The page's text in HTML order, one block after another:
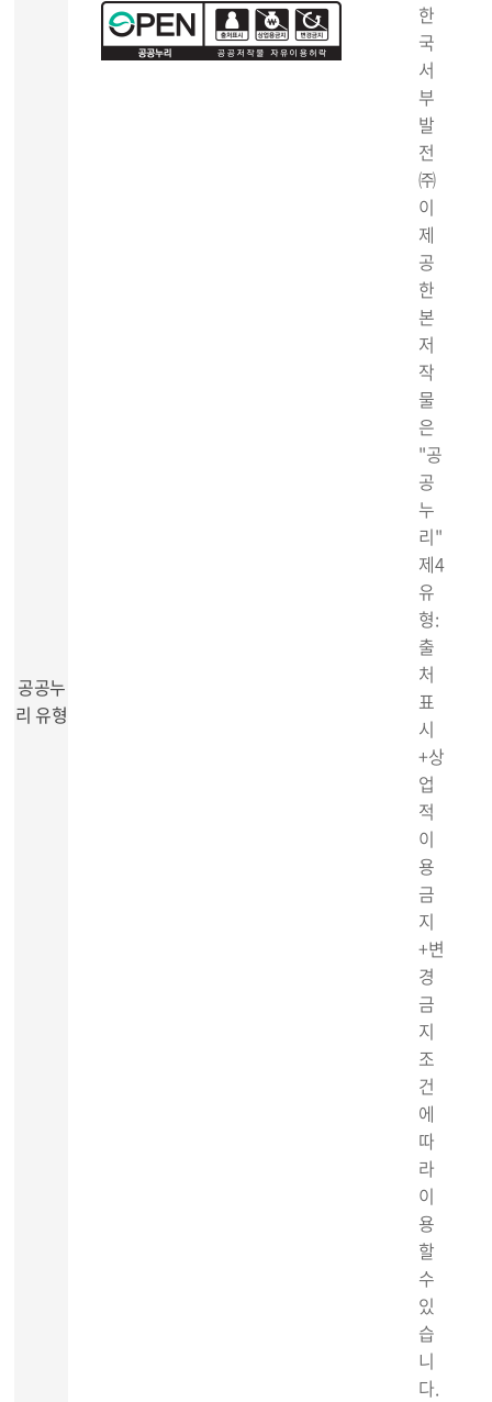
공공누
리 유형
한
국
서
부
발
전
㈜
이
제
공
한
본
저
작
물
은
"공
공
누
리"
제4
유
형:
출
처
표
시
+상
업
적
이
용
금
지
+변
경
금
지
조
건
에
따
라
이
용
할
수
있
습
니
다.